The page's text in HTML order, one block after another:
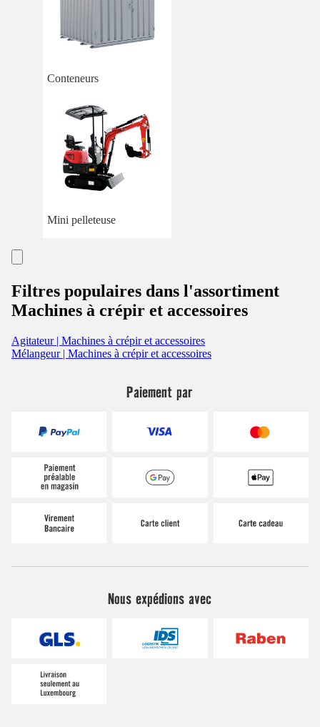
Conteneurs
Mini pelleteuse
Filtres populaires dans l'assortiment
Machines à crépir et accessoires
Agitateur | Machines à crépir et accessoires
Mélangeur | Machines à crépir et accessoires
Paiement par
Nous expédions avec